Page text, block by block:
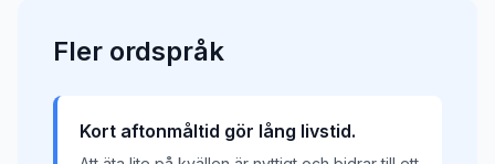
Fler ordspråk
Kort aftonmåltid gör lång livstid.